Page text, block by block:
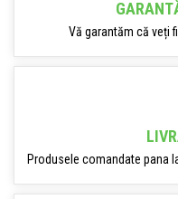
Vă garantăm că veți
Produsele comandate pana